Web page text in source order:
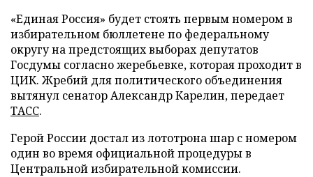
«Единая Россия» будет стоять первым номером в
избирательном бюллетене по федеральному
округу на предстоящих выборах депутатов
Госдумы согласно жеребьевке, которая проходит в
ЦИК. Жребий для политического объединения
вытянул сенатор Александр Карелин, передает
ТАСС.
Герой России достал из лототрона шар с номером
один во время официальной процедуры в
Центральной избирательной комиссии.